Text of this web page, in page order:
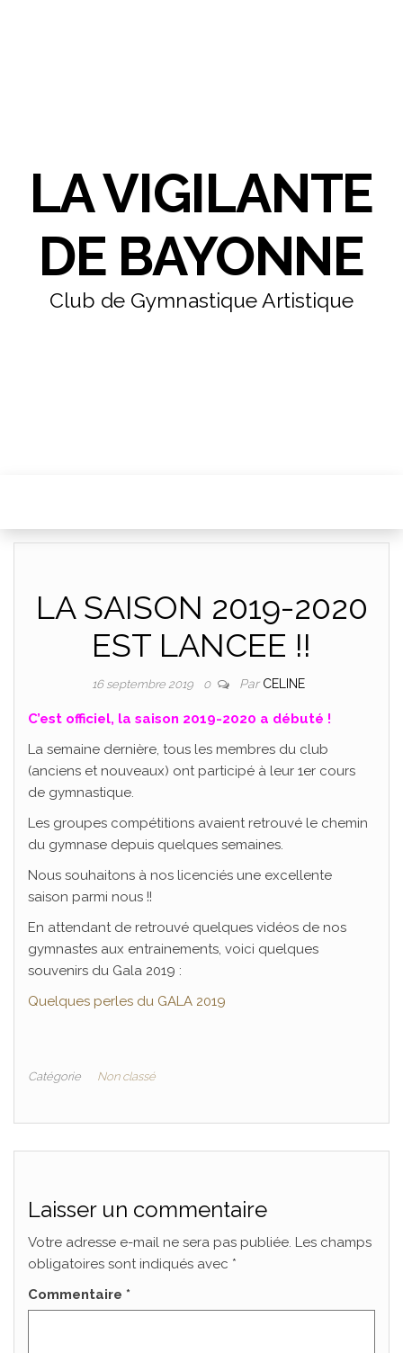
LA VIGILANTE
DE BAYONNE
Club de Gymnastique Artistique
LA SAISON 2019-2020
EST LANCEE !!
16 septembre 2019 0 Par CELINE
C’est officiel, la saison 2019-2020 a débuté !
La semaine dernière, tous les membres du club
(anciens et nouveaux) ont participé à leur 1er cours
de gymnastique.
Les groupes compétitions avaient retrouvé le chemin
du gymnase depuis quelques semaines.
Nous souhaitons à nos licenciés une excellente
saison parmi nous !!
En attendant de retrouvé quelques vidéos de nos
gymnastes aux entrainements, voici quelques
souvenirs du Gala 2019 :
Quelques perles du GALA 2019
Catégorie Non classé
Laisser un commentaire
Votre adresse e-mail ne sera pas publiée. Les champs
obligatoires sont indiqués avec *
Commentaire *